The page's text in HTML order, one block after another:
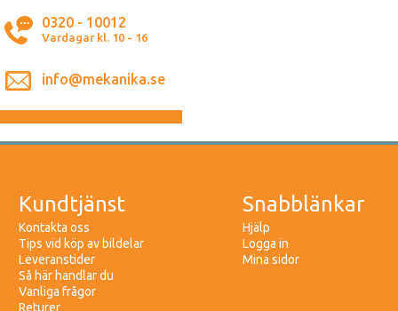
0320 - 10012
Vardagar kl. 10 - 16
info@mekanika.se
Kundtjänst
Kontakta oss
Tips vid köp av bildelar
Leveranstider
Så här handlar du
Vanliga frågor
Returer
Snabblänkar
Hjälp
Logga in
Mina sidor